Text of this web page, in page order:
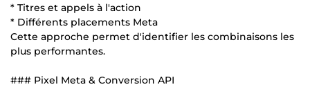
* Titres et appels à l'action
* Différents placements Meta
Cette approche permet d'identifier les combinaisons les
plus performantes.
### Pixel Meta & Conversion API